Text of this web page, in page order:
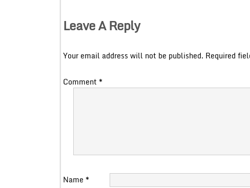
Leave A Reply
Your email address will not be published. Required
Comment *
Name *